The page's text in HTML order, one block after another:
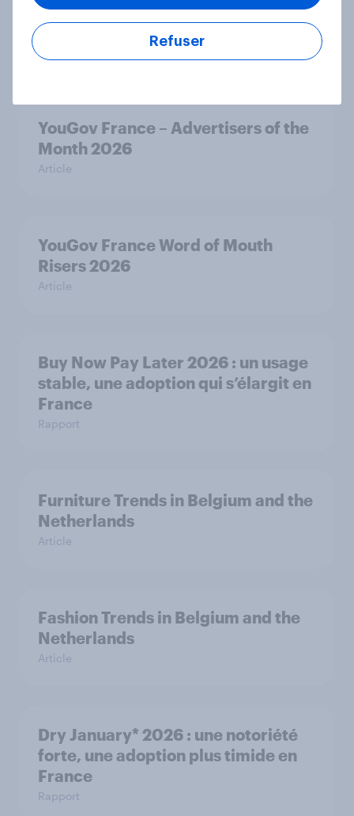
Biggest Brand Movers – France –
Mars 2026
YouGov France – Advertisers of the
Month 2026
Article
YouGov France Word of Mouth
Risers 2026
Article
Buy Now Pay Later 2026 : un usage
stable, une adoption qui s’élargit en
France
Rapport
Furniture Trends in Belgium and the
Netherlands
Article
Fashion Trends in Belgium and the
Netherlands
Article
Dry January* 2026 : une notoriété
forte, une adoption plus timide en
France
Rapport
Refuser